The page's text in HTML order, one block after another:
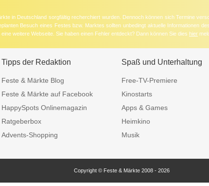
in Deutschland sorgfältig recherchiert wurden. Dennoch können sich Termine
Besuch eines Festes bzw. Marktes sollten unbedingt aktuelle Informationen
weitere Webseite. Sie haben einen Fehler entdeckt? Dann können Sie dies hier
Tipps der Redaktion
Feste & Märkte Blog
Feste & Märkte auf Facebook
HappySpots Onlinemagazin
Ratgeberbox
Advents-Shopping
Spaß und Unterhaltung
Free-TV-Premiere
Kinostarts
Apps & Games
Heimkino
Musik
Copyright © Feste & Märkte 2008 - 2026